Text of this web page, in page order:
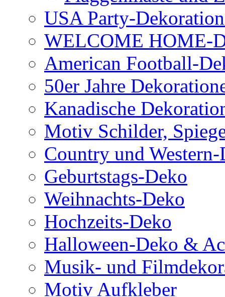
USA Party-
WELCOME HOME-
American Football-
50er Jahre
Kanadische
Motiv Schilder,
Country und
Geburtstags-Deko
Weihnachts-Deko
Hochzeits-Deko
Halloween-Deko &
Musik- und
Motiv Aufkleber